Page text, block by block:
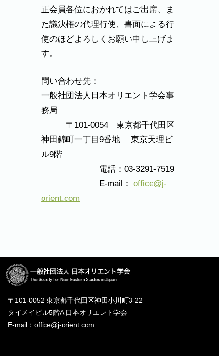
正会員各位におかれてはご出席、ま
た議決権の代理行使、書面による行
使のほどよろしくお願い申し上げま
す。
問い合わせ先：
一般社団法人日本オリエント学会事
務局
〒101-0054 東京都千代田区
神田錦町一丁目9番地 東京天理ビ
ル9階
電話：03-3291-7519
E-mail： office@j-
orient.com
〒101-0052 東京都千代田区神田小川町3-22
タイメイビル5階A 日本オリエント学会
E-mail：office@j-orient.com